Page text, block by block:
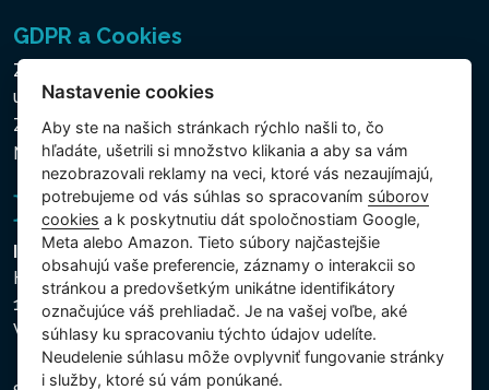
GDPR a Cookies
Zásady ochrany osobných a ďalších spracovávaných
údajov
Zásady používania súborov cookies
Nastavenie cookies
Intex Trading, s.r.o.
Hradecká 2526/3
130 00 Praha 3
Vinohrady - Česká republika
Nastavenie cookies
Aby ste na našich stránkach rýchlo našli to, čo
hľadáte, ušetrili si množstvo klikania a aby sa vám
nezobrazovali reklamy na veci, ktoré vás nezaujímajú,
potrebujeme od vás súhlas so spracovaním súborov
cookies a k poskytnutiu dát spoločnostiam Google,
Meta alebo Amazon. Tieto súbory najčastejšie
obsahujú vaše preferencie, záznamy o interakcii so
stránkou a predovšetkým unikátne identifikátory
označujúce váš prehliadač. Je na vašej voľbe, aké
súhlasy ku spracovaniu týchto údajov udelíte.
Neudelenie súhlasu mȏže ovplyvniť fungovanie stránky
i služby, ktoré sú vám ponúkané.